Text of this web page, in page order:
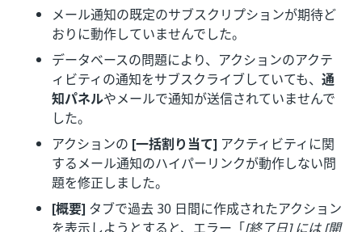
メール通知の既定のサブスクリプションが期待ど
おりに動作していませんでした。
データベースの問題により、アクションのアクテ
ィビティの通知をサブスクライブしていても、 通
知パネルやメールで通知が送信されていませんで
した。
アクションの [一括割り当て] アクティビティに関
するメール通知のハイパーリンクが動作しない問
題を修正しました。
[概要] タブで過去 30 日間に作成されたアクション
を表示しようとすると、エラー「[終了日] には [開